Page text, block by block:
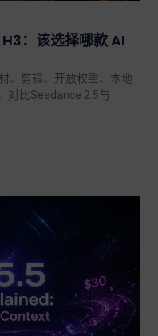
：该选择哪款 AI
、剪辑、开放权重、本地
对比Seedance 2.5与